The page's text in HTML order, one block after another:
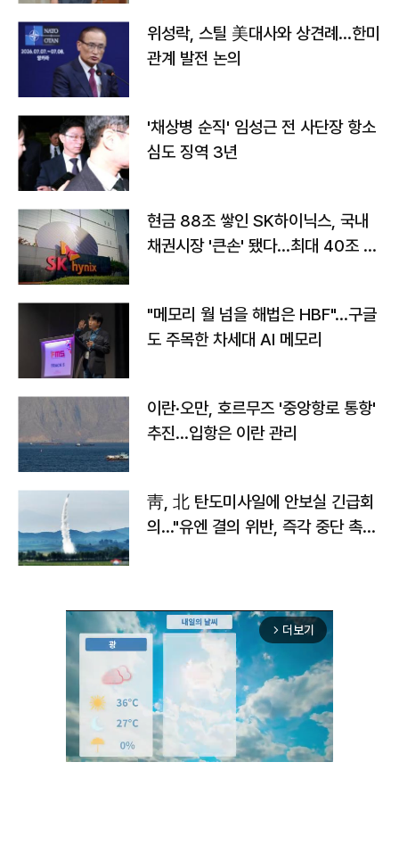
위성락, 스틸 美대사와 상견례…한미
관계 발전 논의
'채상병 순직' 임성근 전 사단장 항소
심도 징역 3년
현금 88조 쌓인 SK하이닉스, 국내
채권시장 '큰손' 됐다…최대 40조 투
"메모리 월 넘을 해법은 HBF"…구글
도 주목한 차세대 AI 메모리
이란·오만, 호르무즈 '중앙항로 통항'
추진…입항은 이란 관리
靑, 北 탄도미사일에 안보실 긴급회
의…"유엔 결의 위반, 즉각 중단 촉
arrow_forward_ios 더보기